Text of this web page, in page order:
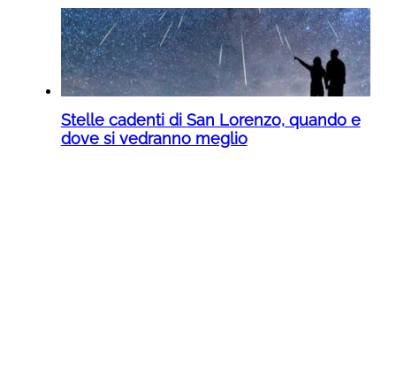
Stelle cadenti di San Lorenzo, quando e
dove si vedranno meglio